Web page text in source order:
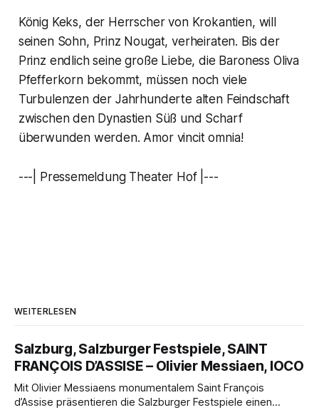
König Keks, der Herrscher von Krokantien, will
seinen Sohn, Prinz Nougat, verheiraten. Bis der
Prinz endlich seine große Liebe, die Baroness Oliva
Pfefferkornbekommt, müssen noch viele
Turbulenzen der Jahrhunderte alten Feindschaft
zwischen den Dynastien Süß und Scharf
überwunden werden. Amor vincit omnia!
---| Pressemeldung Theater Hof |---
WEITERLESEN
Salzburg, Salzburger Festspiele, SAINT
FRANÇOIS D’ASSISE – Olivier Messiaen, IOCO
Mit Olivier Messiaens monumentalem Saint François
d’Assise präsentieren die Salzburger Festspiele einen